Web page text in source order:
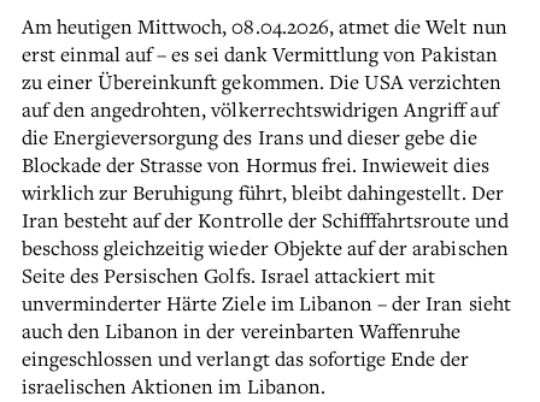
Am heutigen Mittwoch, 08.04.2026, atmet die Welt nun
erst einmal auf – es sei dank Vermittlung von Pakistan
zu einer Übereinkunft gekommen. Die USA verzichten
auf den angedrohten, völkerrechtswidrigen Angriff auf
die Energieversorgung des Irans und dieser gebe die
Blockade der Strasse von Hormus frei. Inwieweit dies
wirklich zur Beruhigung führt, bleibt dahingestellt. Der
Iran besteht auf der Kontrolle der Schifffahrtsroute und
beschoss gleichzeitig wieder Objekte auf der arabischen
Seite des Persischen Golfs. Israel attackiert mit
unverminderter Härte Ziele im Libanon – der Iran sieht
auch den Libanon in der vereinbarten Waffenruhe
eingeschlossen und verlangt das sofortige Ende der
israelischen Aktionen im Libanon.